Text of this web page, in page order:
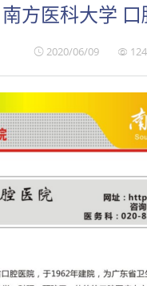
南方医科大学
2020/06/09